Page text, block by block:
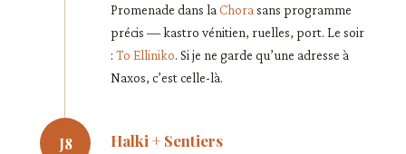
Promenade dans la Chora sans programme
précis — kastro vénitien, ruelles, port. Le soir
:To Elliniko. Si je ne garde qu’une adresse à
Naxos, c’est celle-là.
J8 Halki + Sentiers